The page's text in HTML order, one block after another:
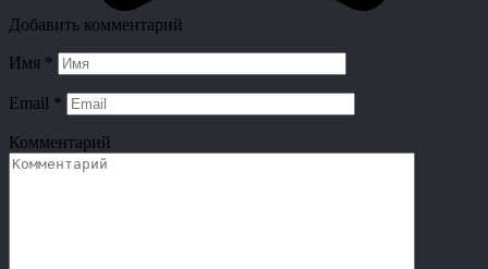
Добавить комментарий
Имя *
Email *
Комментарий